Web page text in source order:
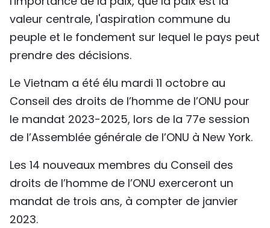
valeur centrale, l'aspiration commune du
peuple et le fondement sur lequel le pays peut
prendre des décisions.
Le Vietnam a été élu mardi 11 octobre au
Conseil des droits de l’homme de l’ONU pour
le mandat 2023-2025, lors de la 77e session
de l’Assemblée générale de l’ONU à New York.
Les 14 nouveaux membres du Conseil des
droits de l’homme de l’ONU exerceront un
mandat de trois ans, à compter de janvier
2023.